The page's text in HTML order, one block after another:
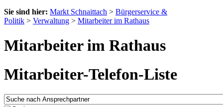
Sie sind hier: Markt Schnaittach > Bürgerservice &
Politik > Verwaltung > Mitarbeiter im Rathaus
Mitarbeiter im Rathaus
Mitarbeiter-Telefon-Liste